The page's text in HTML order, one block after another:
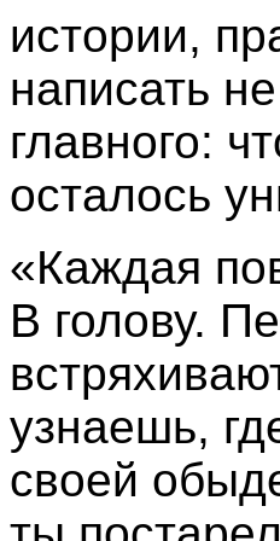
истории,
написать
главного:
осталось
«Каждая
В голову.
узнаешь,
своей